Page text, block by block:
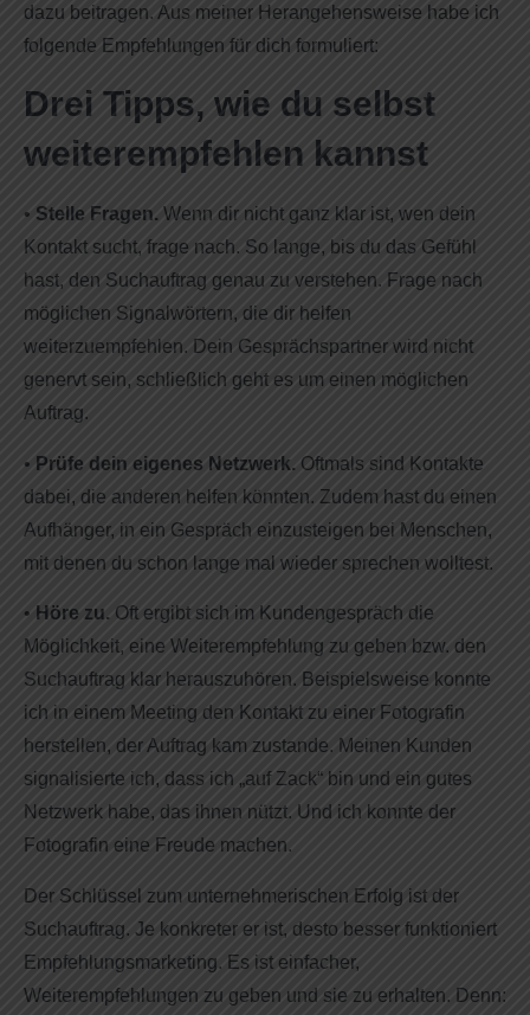
dazu beitragen. Aus meiner Herangehensweise habe ich
folgende Empfehlungen für dich formuliert:
Drei Tipps, wie du selbst
weiterempfehlen kannst
• Stelle Fragen. Wenn dir nicht ganz klar ist, wen dein
Kontakt sucht, frage nach. So lange, bis du das Gefühl
hast, den Suchauftrag genau zu verstehen. Frage nach
möglichen Signalwörtern, die dir helfen
weiterzuempfehlen. Dein Gesprächspartner wird nicht
genervt sein, schließlich geht es um einen möglichen
Auftrag.
• Prüfe dein eigenes Netzwerk. Oftmals sind Kontakte
dabei, die anderen helfen könnten. Zudem hast du einen
Aufhänger, in ein Gespräch einzusteigen bei Menschen,
mit denen du schon lange mal wieder sprechen wolltest.
• Höre zu. Oft ergibt sich im Kundengespräch die
Möglichkeit, eine Weiterempfehlung zu geben bzw. den
Suchauftrag klar herauszuhören. Beispielsweise konnte
ich in einem Meeting den Kontakt zu einer Fotografin
herstellen, der Auftrag kam zustande. Meinen Kunden
signalisierte ich, dass ich „auf Zack“ bin und ein gutes
Netzwerk habe, das ihnen nützt. Und ich konnte der
Fotografin eine Freude machen.
Der Schlüssel zum unternehmerischen Erfolg ist der
Suchauftrag. Je konkreter er ist, desto besser funktioniert
Empfehlungsmarketing. Es ist einfacher,
Weiterempfehlungen zu geben und sie zu erhalten. Denn: